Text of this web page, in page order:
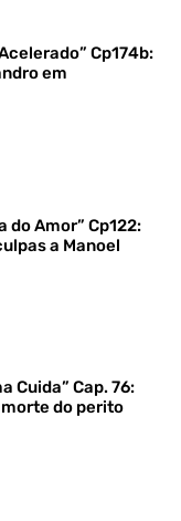
Cp174b:
em
do Amor” Cp122:
a Manoel
Cuida” Cap. 76:
do perito